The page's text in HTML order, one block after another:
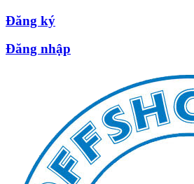
Đăng ký
Đăng nhập